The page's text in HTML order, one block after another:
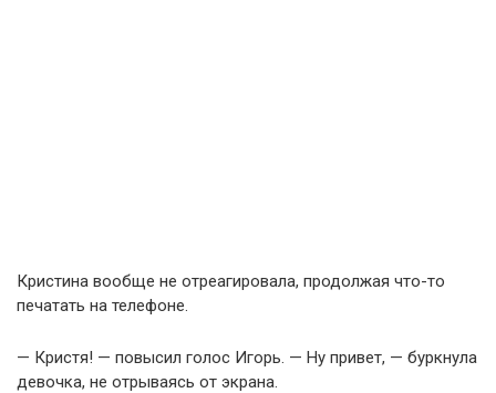
Кристина вообще не отреагировала, продолжая что-то
печатать на телефоне.
— Кристя! — повысил голос Игорь. — Ну привет, — буркнула
девочка, не отрываясь от экрана.